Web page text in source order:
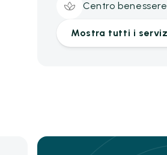
Centro benessere
Mostra tutti i